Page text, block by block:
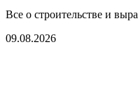
Все о строительстве и
09.08.2026